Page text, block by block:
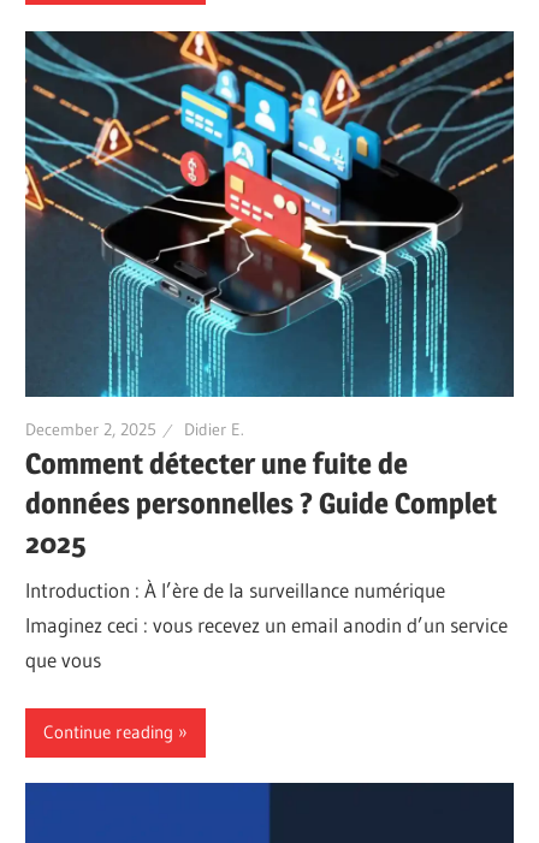
December 2, 2025 Didier E.
Comment détecter une fuite de
données personnelles ? Guide Complet
2025
Introduction : À l’ère de la surveillance numérique
Imaginez ceci : vous recevez un email anodin d’un service
que vous
Continue reading